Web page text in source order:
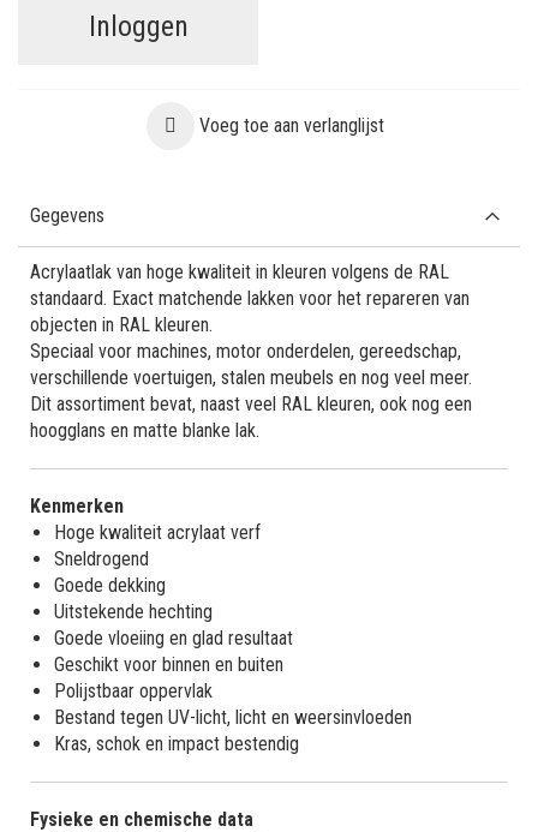
Inloggen
Voeg toe aan verlanglijst
Gegevens
Acrylaatlak van hoge kwaliteit in kleuren volgens de RAL
standaard. Exact matchende lakken voor het repareren van
objecten in RAL kleuren.
Speciaal voor machines, motor onderdelen, gereedschap,
verschillende voertuigen, stalen meubels en nog veel meer.
Dit assortiment bevat, naast veel RAL kleuren, ook nog een
hoogglans en matte blanke lak.
Kenmerken
Hoge kwaliteit acrylaat verf
Sneldrogend
Goede dekking
Uitstekende hechting
Goede vloeiing en glad resultaat
Geschikt voor binnen en buiten
Polijstbaar oppervlak
Bestand tegen UV-licht, licht en weersinvloeden
Kras, schok en impact bestendig
Fysieke en chemische data